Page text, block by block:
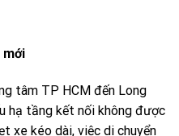
mới
tâm TP HCM đến Long
hạ tầng kết nối không được
xe kéo dài, việc di chuyển